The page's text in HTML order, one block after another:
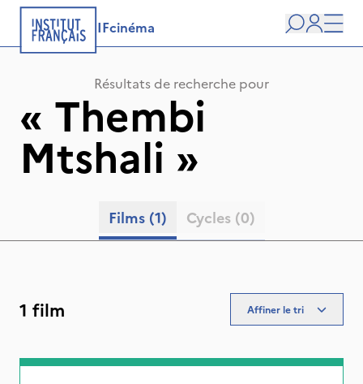
IFcinéma
user
Résultats de recherche pour
« Thembi
Mtshali »
Films (1) Cycles (0)
1 film Affiner le tri